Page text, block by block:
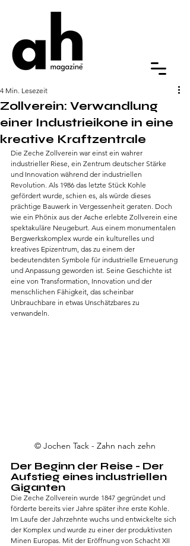
Zollverein: Verwandlung
einer Industrieikone in eine
kreative Kraftzentrale
4 Min. Lesezeit
Die Zeche Zollverein war einst ein wahrer
industrieller Riese, ein Zentrum deutscher Stärke
und Innovation während der industriellen
Revolution. Als 1986 das letzte Stück Kohle
gefördert wurde, schien es, als würde dieses
prächtige Bauwerk in Vergessenheit geraten. Doch
wie ein Phönix aus der Asche erlebte Zollverein eine
spektakuläre Neugeburt. Aus einem monumentalen
Bergwerkskomplex wurde ein kulturelles und
kreatives Epizentrum, das zu einem der
bedeutendsten Symbole für industrielle Erneuerung
und Anpassung geworden ist. Seine Geschichte ist
eine von Transformation, Innovation und der
menschlichen Fähigkeit, das scheinbar
Unbrauchbare in etwas Unschätzbares zu
verwandeln.
© Jochen Tack - Zahn nach zehn
Der Beginn der Reise - Der
Aufstieg eines industriellen
Giganten
Die Zeche Zollverein wurde 1847 gegründet und
förderte bereits vier Jahre später ihre erste Kohle.
Im Laufe der Jahrzehnte wuchs und entwickelte sich
der Komplex und wurde zu einer der produktivsten
Minen Europas. Mit der Eröffnung von Schacht XII